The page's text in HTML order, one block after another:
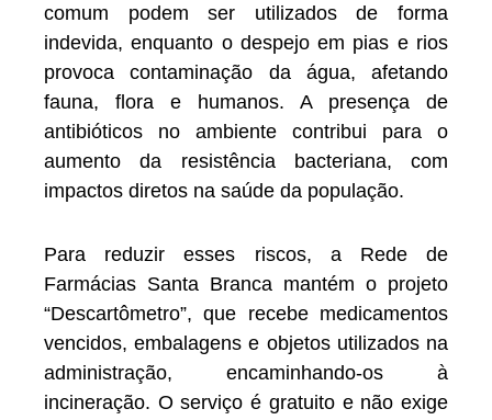
comum podem ser utilizados de forma
indevida, enquanto o despejo em pias e rios
provoca contaminação da água, afetando
fauna, flora e humanos. A presença de
antibióticos no ambiente contribui para o
aumento da resistência bacteriana, com
impactos diretos na saúde da população.
Para reduzir esses riscos, a Rede de
Farmácias Santa Branca mantém o projeto
“Descartômetro”, que recebe medicamentos
vencidos, embalagens e objetos utilizados na
administração, encaminhando-os à
incineração. O serviço é gratuito e não exige